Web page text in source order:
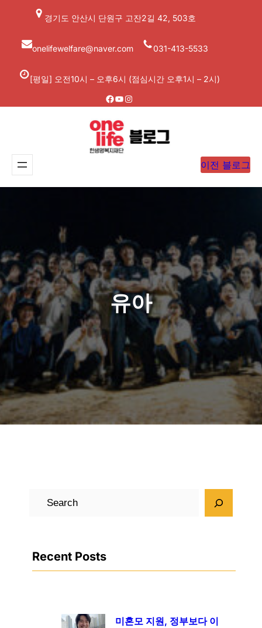
가
경기도 안산시 단원구 고잔2길 42, 503호
onelifewelfare@naver.com 031-413-5533
[평일] 오전10시 – 오후6시 (점심시간 오후1시 – 2시)
Facebook
YouTube
Instagram
이전 블로그
유아
Recent Posts
미혼모 지원, 정부보다 이